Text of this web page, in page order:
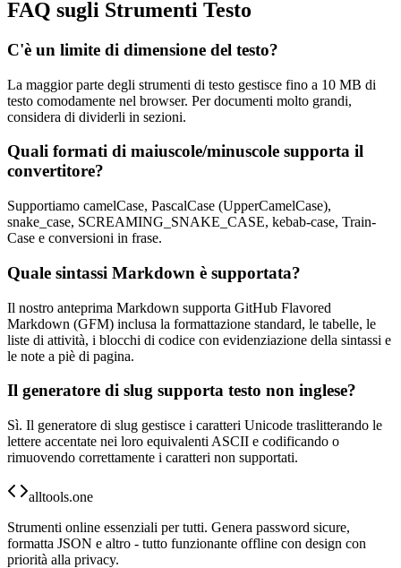
FAQ sugli Strumenti Testo
C'è un limite di dimensione del testo?
La maggior parte degli strumenti di testo gestisce fino a 10 MB di
testo comodamente nel browser. Per documenti molto grandi,
considera di dividerli in sezioni.
Quali formati di maiuscole/minuscole supporta il
convertitore?
Supportiamo camelCase, PascalCase (UpperCamelCase),
snake_case, SCREAMING_SNAKE_CASE, kebab-case, Train-
Case e conversioni in frase.
Quale sintassi Markdown è supportata?
Il nostro anteprima Markdown supporta GitHub Flavored
Markdown (GFM) inclusa la formattazione standard, le tabelle, le
liste di attività, i blocchi di codice con evidenziazione della sintassi e
le note a piè di pagina.
Il generatore di slug supporta testo non inglese?
Sì. Il generatore di slug gestisce i caratteri Unicode traslitterando le
lettere accentate nei loro equivalenti ASCII e codificando o
rimuovendo correttamente i caratteri non supportati.
alltools.one
Strumenti online essenziali per tutti. Genera password sicure,
formatta JSON e altro - tutto funzionante offline con design con
priorità alla privacy.